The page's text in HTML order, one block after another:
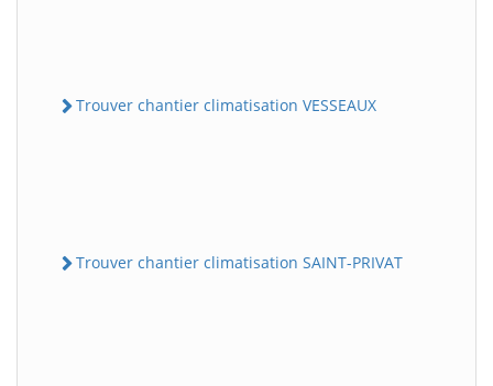
Trouver chantier climatisation VESSEAUX
Trouver chantier climatisation SAINT-PRIVAT